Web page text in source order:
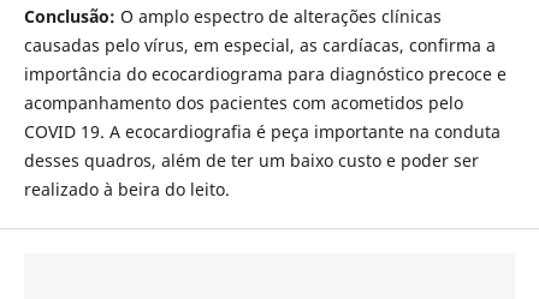
Conclusão: O amplo espectro de alterações clínicas
causadas pelo vírus, em especial, as cardíacas, confirma a
importância do ecocardiograma para diagnóstico precoce e
acompanhamento dos pacientes com acometidos pelo
COVID 19. A ecocardiografia é peça importante na conduta
desses quadros, além de ter um baixo custo e poder ser
realizado à beira do leito.